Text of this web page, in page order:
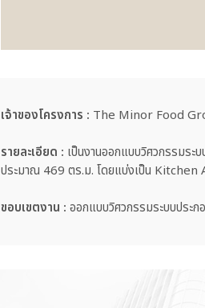
เจ้าของโครงการ : The Minor Food
รายละเอียด : เป็นงานออกแบบวิศวกรรมร
ประมาณ 469 ตร.ม. โดยแบ่งเป็น
ขอบเขตงาน : ออกแบบวิศวกรรมระบบประก